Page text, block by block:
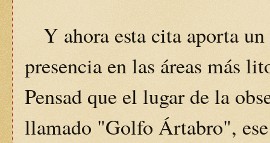
Y ahora esta cita aporta
presencia en las áreas más
Pensad que el lugar de la
llamado "Golfo Ártabro",